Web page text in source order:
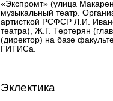
«Экспромт» (улица
музыкальный театр.
артисткой РСФСР Л.И.
театра), Ж.Г. Тертерян
(директор) на базе
ГИТИСа.
Эклектика